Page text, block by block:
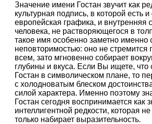
Значение имени Гостан звучит как
культурная подпись, в которой есть и
европейская графика, и внутренняя
человека, не растворяющегося в
такое имя особенно заметно именно
неповторимостью: оно не стремится
всем, зато мгновенно собирает
глубины и вкуса. Если Вы ищете, что
Гостан в символическом плане, то
с холодноватым блеском
силой характера. Именно поэтому
Гостан сегодня воспринимается как
интеллигентной редкости, которая не
только набирает выразительность.